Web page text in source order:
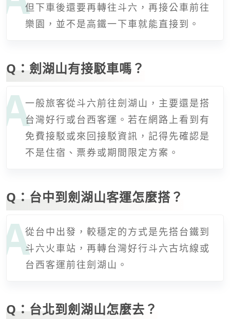
但下車後還要再轉往斗六，再接公車前往
樂園，並不是高鐵一下車就能直接到。
Q：劍湖山有接駁車嗎？
一般旅客從斗六前往劍湖山，主要還是搭
台灣好行或台西客運。若在網路上看到有
免費接駁或來回接駁資訊，記得先確認是
不是住宿、票券或期間限定方案。
Q：台中到劍湖山客運怎麼搭？
從台中出發，較穩定的方式是先搭台鐵到
斗六火車站，再轉台灣好行斗六古坑線或
台西客運前往劍湖山。
Q：台北到劍湖山怎麼去？